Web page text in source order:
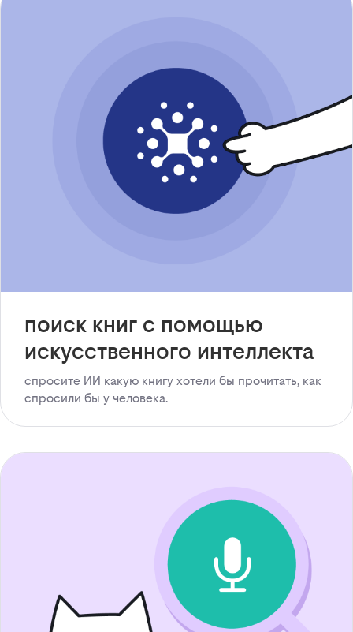
поиск книг с помощью
искусственного интеллекта
спросите ИИ какую книгу хотели бы прочитать, как
спросили бы у человека.